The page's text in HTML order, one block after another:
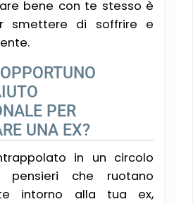
bene con te stesso è
smettere di soffrire e
PER
UNA EX?
in un circolo
pensieri che ruotano
intorno alla tua ex,